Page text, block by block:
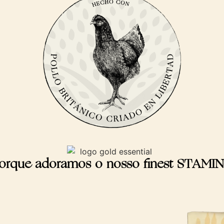
adoramos o nosso finest